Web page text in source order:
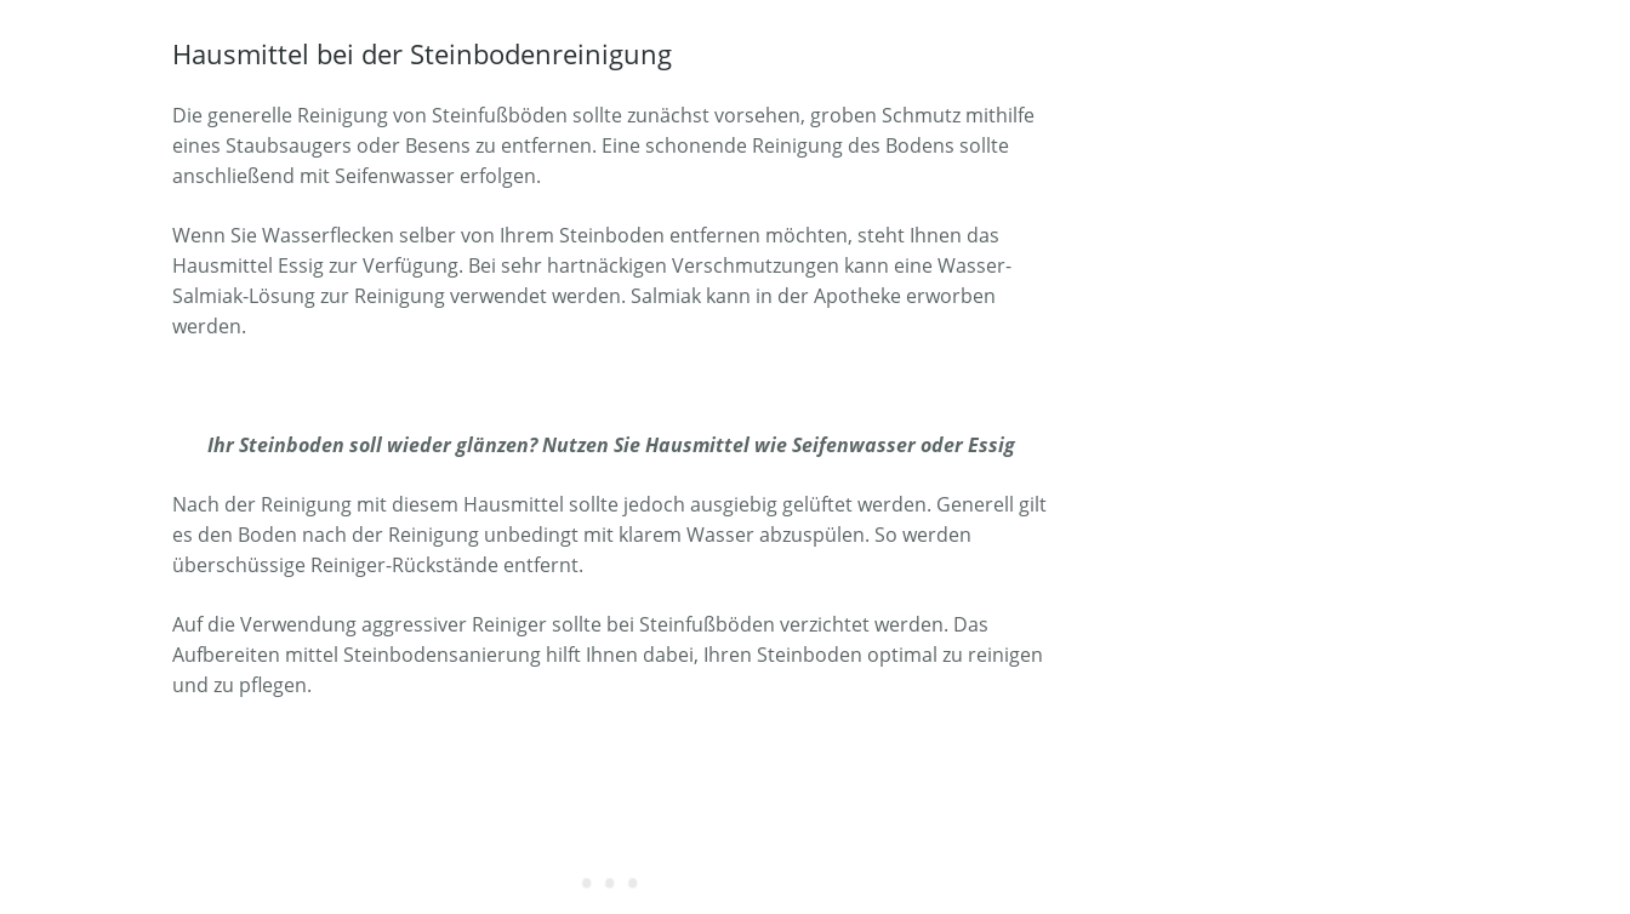
Hausmittel bei der Steinbodenreinigung
Die generelle Reinigung von Steinfußböden sollte zunächst vorsehen, groben Schmutz mithilfe
eines Staubsaugers oder Besens zu entfernen. Eine schonende Reinigung des Bodens sollte
anschließend mit Seifenwasser erfolgen.
Wenn Sie Wasserflecken selber von Ihrem Steinboden entfernen möchten, steht Ihnen das
Hausmittel Essig zur Verfügung. Bei sehr hartnäckigen Verschmutzungen kann eine Wasser-
Salmiak-Lösung zur Reinigung verwendet werden. Salmiak kann in der Apotheke erworben
werden.
Ihr Steinboden soll wieder glänzen? Nutzen Sie Hausmittel wie Seifenwasser oder Essig
Nach der Reinigung mit diesem Hausmittel sollte jedoch ausgiebig gelüftet werden. Generell gilt
es den Boden nach der Reinigung unbedingt mit klarem Wasser abzuspülen. So werden
überschüssige Reiniger-Rückstände entfernt.
Auf die Verwendung aggressiver Reiniger sollte bei Steinfußböden verzichtet werden. Das
Aufbereiten mittel Steinbodensanierung hilft Ihnen dabei, Ihren Steinboden optimal zu reinigen
und zu pflegen.